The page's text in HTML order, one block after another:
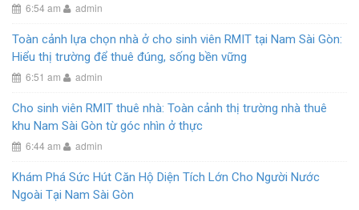
6:54 am admin
Toàn cảnh lựa chọn nhà ở cho sinh viên RMIT tại Nam Sài Gòn:
Hiểu thị trường để thuê đúng, sống bền vững
6:51 am admin
Cho sinh viên RMIT thuê nhà: Toàn cảnh thị trường nhà thuê
khu Nam Sài Gòn từ góc nhìn ở thực
6:44 am admin
Khám Phá Sức Hút Căn Hộ Diện Tích Lớn Cho Người Nước
Ngoài Tại Nam Sài Gòn